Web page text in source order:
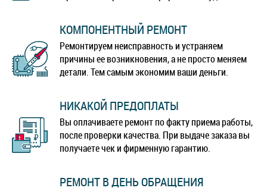
КОМПОНЕНТНЫЙ РЕМОНТ
Ремонтируем неисправность и устраняем
причины ее возникновения, а не просто меняем
детали. Тем самым экономим ваши деньги.
НИКАКОЙ ПРЕДОПЛАТЫ
Вы оплачиваете ремонт по факту приема работы,
после проверки качества. При выдаче заказа вы
получаете чек и фирменную гарантию.
РЕМОНТ В ДЕНЬ ОБРАЩЕНИЯ